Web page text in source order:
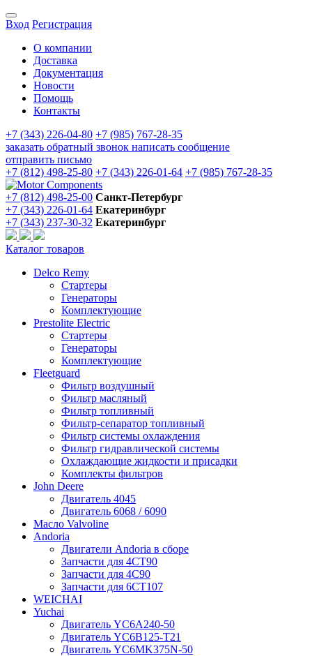
Вход Регистрация
О компании
Доставка
Документация
Новости
Помощь
Контакты
+7 (343) 226-04-80 +7 (985) 767-28-35
заказать обратный звонок написать сообщение
отправить письмо
+7 (812) 498-25-80 +7 (343) 226-01-64 +7 (985) 767-28-35
+7 (812) 498-25-00 Санкт-Петербург
+7 (343) 226-01-64 Екатеринбург
+7 (343) 237-30-32 Екатеринбург
Каталог товаров
Delco Remy
Стартеры
Генераторы
Комплектующие
Prestolite Electric
Стартеры
Генераторы
Комплектующие
Fleetguard
Фильтр воздушный
Фильтр масляный
Фильтр топливный
Фильтр-сепаратор топливный
Фильтр системы охлаждения
Фильтр гидравлической системы
Охлаждающие жидкости и присадки
Комплекты фильтров
John Deere
Двигатель 4045
Двигатель 6068 / 6090
Масло Valvoline
Andoria
Двигатели Andoria в сборе
Запчасти для 4CT90
Запчасти для 4С90
Запчасти для 6CT107
WEICHAI
Yuchai
Двигатель YC6A240-50
Двигатель YC6B125-T21
Двигатель YC6MK375N-50